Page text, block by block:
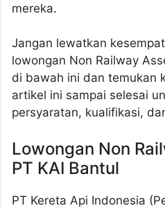
mereka.
Jangan lewatkan
lowongan Non Railway
di bawah ini dan temukan
artikel ini sampai selesai
persyaratan, kualifikasi,
Lowongan Non
PT KAI Bantul
PT Kereta Api Indonesia